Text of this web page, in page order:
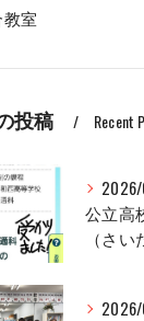
室
投稿 Recent
公立高
（さいたま